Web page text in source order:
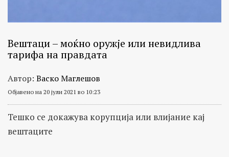
Вештаци – моќно оружје или невидлива
тарифа на правдата
Автор: Васко Маглешов
Објавено на 20 јули 2021 во 10:23
Тешко се докажува корупција или влијание кај
вештаците